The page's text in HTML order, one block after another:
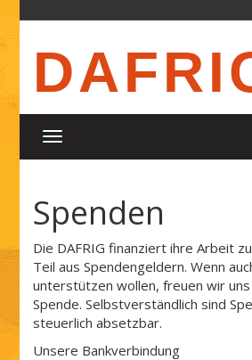
Spenden
Die DAFRIG finanziert ihre Arbeit
Teil aus Spendengeldern. Wenn
unterstützen wollen, freuen wir
Spende. Selbstverständlich sind
steuerlich absetzbar.
Unsere Bankverbindung